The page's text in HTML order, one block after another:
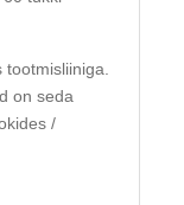
on seda
/